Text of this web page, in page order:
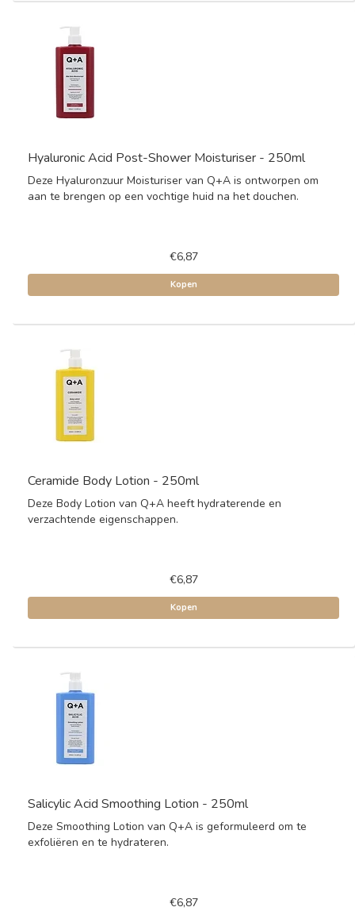
Hyaluronic Acid Post-Shower Moisturiser - 250ml
Deze Hyaluronzuur Moisturiser van Q+A is ontworpen om
aan te brengen op een vochtige huid na het douchen.
€6,87
Kopen
Ceramide Body Lotion - 250ml
Deze Body Lotion van Q+A heeft hydraterende en
verzachtende eigenschappen.
€6,87
Kopen
Salicylic Acid Smoothing Lotion - 250ml
Deze Smoothing Lotion van Q+A is geformuleerd om te
exfoliëren en te hydrateren.
€6,87